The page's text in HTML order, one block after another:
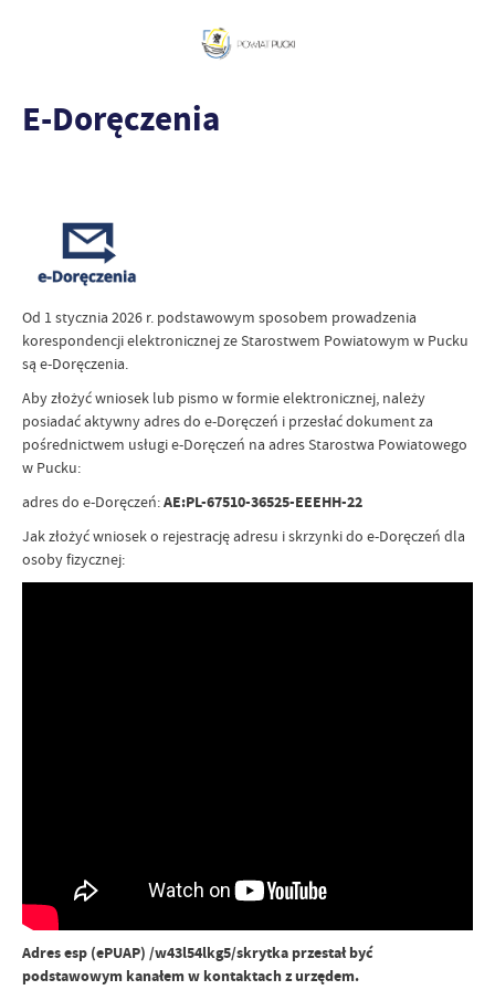
E-Doręczenia
Od 1 stycznia 2026 r. podstawowym sposobem prowadzenia
korespondencji elektronicznej ze Starostwem Powiatowym w Pucku
są e-Doręczenia.
Aby złożyć wniosek lub pismo w formie elektronicznej, należy
posiadać aktywny adres do e-Doręczeń i przesłać dokument za
pośrednictwem usługi e-Doręczeń na adres Starostwa Powiatowego
w Pucku:
adres do e-Doręczeń:AE:PL-67510-36525-EEEHH-22
Jak złożyć wniosek o rejestrację adresu i skrzynki do e-Doręczeń dla
osoby fizycznej:
Adres esp (ePUAP) /w43l54lkg5/skrytka przestał być
podstawowym kanałem w kontaktach z urzędem.